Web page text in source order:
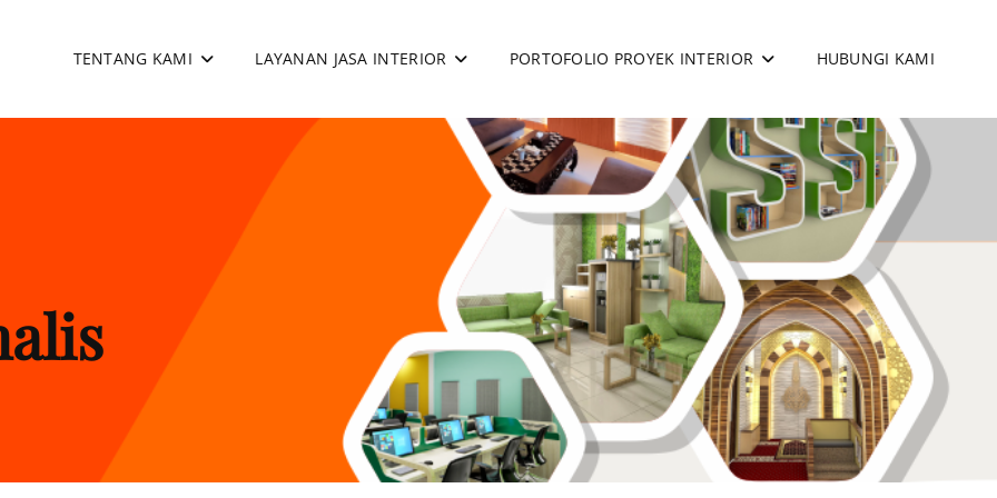
TENTANG KAMI LAYANAN JASA INTERIOR PORTOFOLIO PROYEK INTERIOR HUBUNGI KAMI